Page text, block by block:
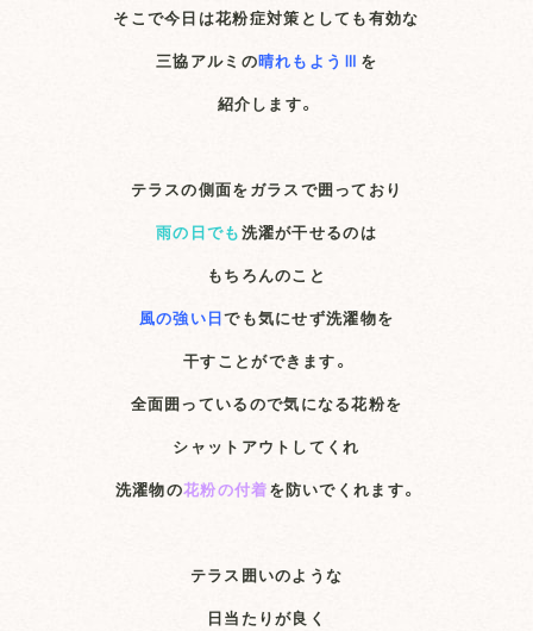
そこで今日は花粉症対策としても有効な
三協アルミの晴れもようⅢ を
紹介します。
テラスの側面をガラスで囲っており
雨の日でも洗濯が干せるのは
もちろんのこと
風の強い日でも気にせず洗濯物を
干すことができます。
全面囲っているので気になる花粉を
シャットアウトしてくれ
洗濯物の花粉の付着を防いでくれます。
テラス囲いのような
日当たりが良く